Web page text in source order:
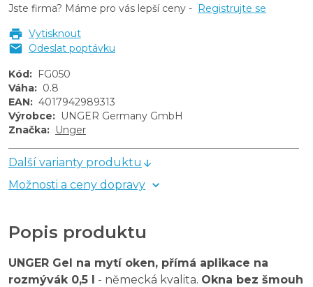
Jste firma? Máme pro vás lepší ceny - Registrujte se
Vytisknout
Odeslat poptávku
Kód: FG050
Váha: 0.8
EAN: 4017942989313
Výrobce: UNGER Germany GmbH
Značka: Unger
Další varianty produktu
Možnosti a ceny dopravy
Popis produktu
UNGER Gel na mytí oken, přímá aplikace na
rozmývák 0,5 l - německá kvalita. Okna bez šmouh